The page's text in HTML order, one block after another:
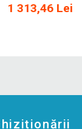
1 313,46 Lei